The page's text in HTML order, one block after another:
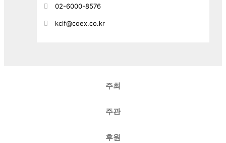
02-6000-8576
kclf@coex.co.kr
주최
주관
후원